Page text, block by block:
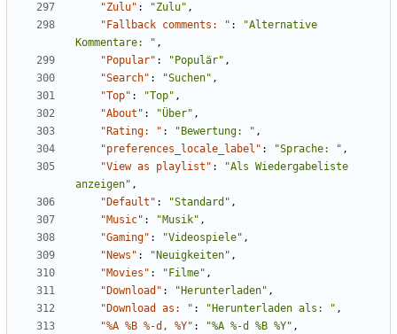
"Zulu" : "Zulu" ,
"Fallback comments: " :
"Alternative
Kommentare: " ,
"Popular" : "Populär" ,
"Search" : "Suchen" ,
"Top" : "Top" ,
"About" : "Über" ,
"Rating: " : "Bewertung: " ,
"preferences_locale_label" : "Sprache: " ,
"View as playlist" :
"Als Wiedergabeliste
anzeigen" ,
"Default" : "Standard" ,
"Music" : "Musik" ,
"Gaming" : "Videospiele" ,
"News" : "Neuigkeiten" ,
"Movies" : "Filme" ,
"Download" : "Herunterladen" ,
"Download as: " : "Herunterladen als: " ,
"%A %B %-d, %Y" : "%A %-d %B %Y" ,